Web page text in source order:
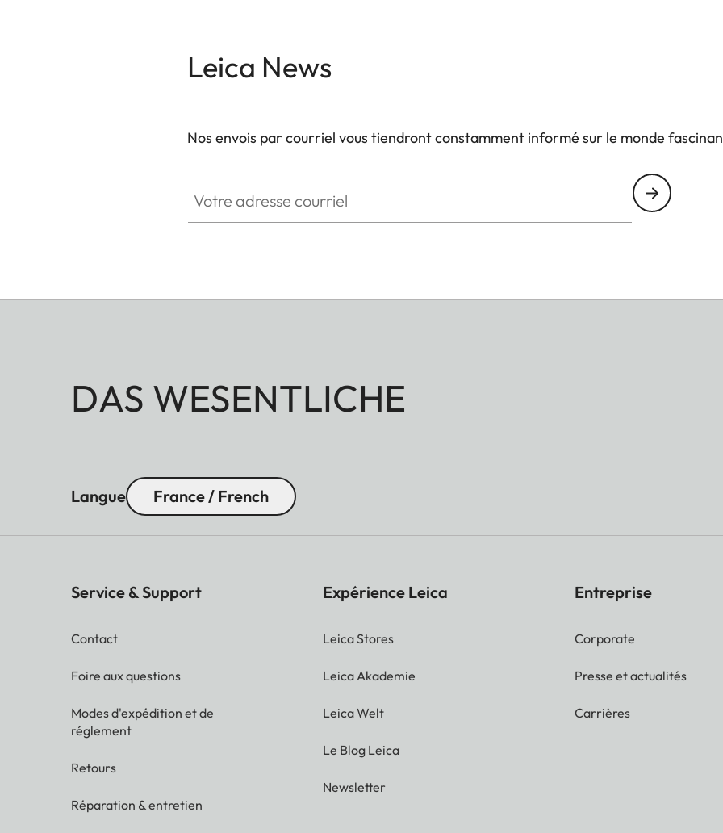
Leica News
Nos envois par courriel vous tiendront constamment informé sur le monde
DAS WESENTLICHE
Langue France / French
Service & Support
Contact
Foire aux questions
Modes d'expédition et de
réglement
Retours
Réparation & entretien
Expérience Leica
Leica Stores
Leica Akademie
Leica Welt
Le Blog Leica
Newsletter
Entreprise
Corporate
Presse et actualités
Carrières